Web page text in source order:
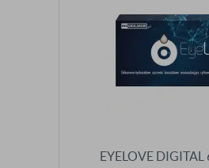
EYELOVE DIGITAL